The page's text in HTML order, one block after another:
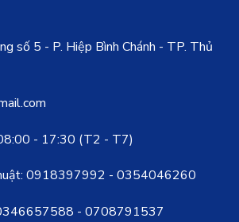
số 5 - P. Hiệp Bình Chánh - TP. Thủ
- 17:30 (T2 - T7)
0918397992 - 0354046260
- 0708791537